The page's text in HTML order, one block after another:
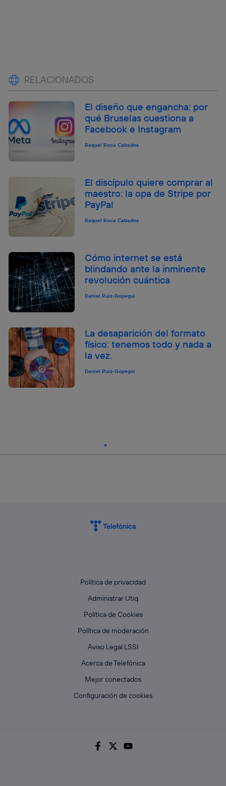
RELACIONADOS
El diseño que engancha: por
qué Bruselas cuestiona a
Facebook e Instagram
Raquel Roca Cabades
El discípulo quiere comprar al
maestro: la opa de Stripe por
PayPal
Raquel Roca Cabades
Cómo internet se está
blindando ante la inminente
revolución cuántica
Daniel Ruiz-Gopegui
La desaparición del formato
físico: tenemos todo y nada a
la vez.
Daniel Ruiz-Gopegui
Política de privacidad
Administrar Utiq
Política de Cookies
Política de moderación
Aviso Legal LSSI
Acerca de Telefónica
Mejor conectados
Configuración de cookies